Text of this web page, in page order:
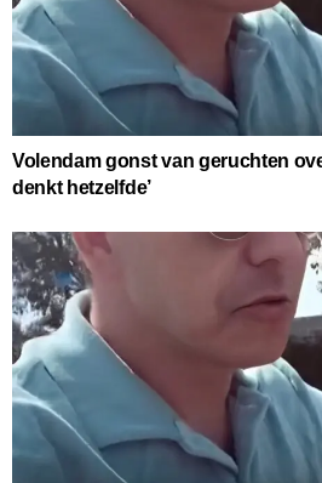
Volendam gonst van geruchten
denkt hetzelfde’